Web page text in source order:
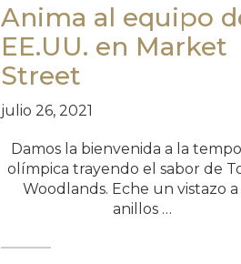
Anima al equipo
EE.UU. en Market
Street
julio 26, 2021
Damos la bienvenida a la
olímpica trayendo el sabor de
Woodlands. Eche un vistazo a
anillos …